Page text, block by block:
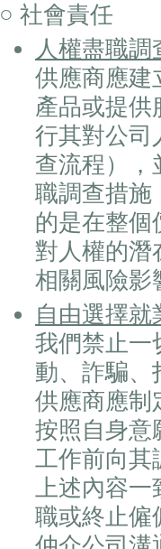
○ 社會責任
人權盡職調
供應商應建
產品或提供
行其對公司
查流程），
職調查措施
的是在整個
對人權的潛
相關風險影
自由選擇就
我們禁止一
動、詐騙、
供應商應制
按照自身意
工作前向其
上述內容一
職或終止僱